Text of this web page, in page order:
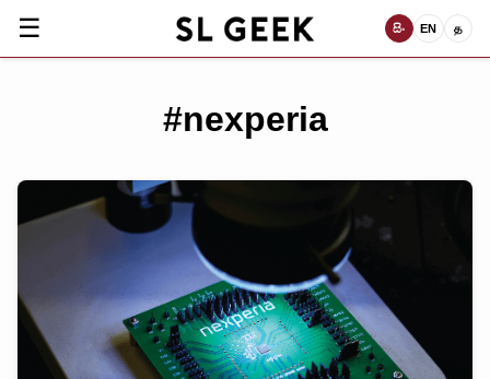
☰ සිං EN த
#nexperia